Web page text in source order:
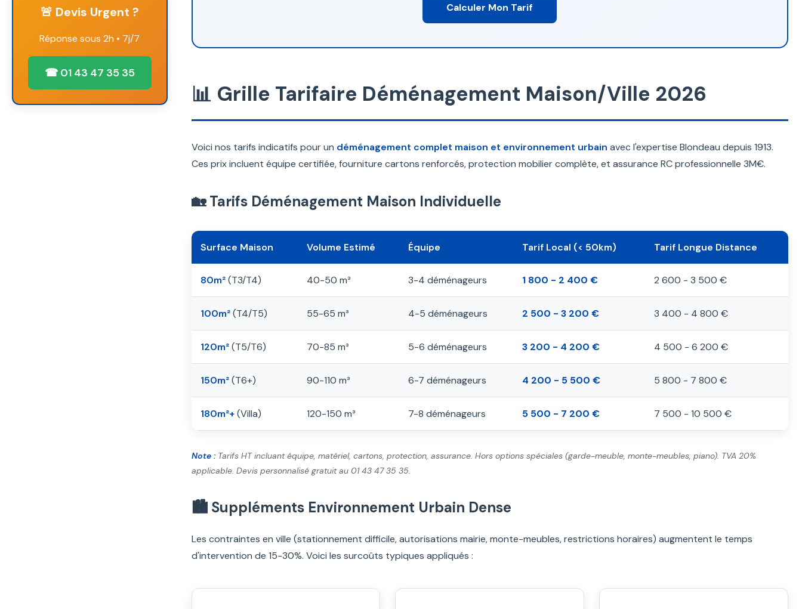
🚨 Devis Urgent ?
Réponse sous 2h • 7j/7
☎ 01 43 47 35 35
Calculer Mon Tarif
📊 Grille Tarifaire Déménagement Maison/Ville 2026
Voici nos tarifs indicatifs pour un déménagement complet maison et environnement urbain avec l'expertise Blondeau depuis 1913.
Ces prix incluent équipe certifiée, fourniture cartons renforcés, protection mobilier complète, et assurance RC professionnelle 3M€.
🏡 Tarifs Déménagement Maison Individuelle
Surface Maison Volume Estimé Équipe Tarif Local (< 50km) Tarif Longue Distance
80m²(T3/T4) 40-50 m³ 3-4 déménageurs 1 800 - 2 400 € 2 600 - 3 500 €
100m²(T4/T5) 55-65 m³ 4-5 déménageurs 2 500 - 3 200 € 3 400 - 4 800 €
120m²(T5/T6) 70-85 m³ 5-6 déménageurs 3 200 - 4 200 € 4 500 - 6 200 €
150m²(T6+) 90-110 m³ 6-7 déménageurs 4 200 - 5 500 € 5 800 - 7 800 €
180m²+(Villa) 120-150 m³ 7-8 déménageurs 5 500 - 7 200 € 7 500 - 10 500 €
Note :Tarifs HT incluant équipe, matériel, cartons, protection, assurance. Hors options spéciales (garde-meuble, monte-meubles, piano). TVA 20%
applicable. Devis personnalisé gratuit au 01 43 47 35 35.
🏙️ Suppléments Environnement Urbain Dense
Les contraintes en ville (stationnement difficile, autorisations mairie, monte-meubles, restrictions horaires) augmentent le temps
d'intervention de 15-30%. Voici les surcoûts typiques appliqués :